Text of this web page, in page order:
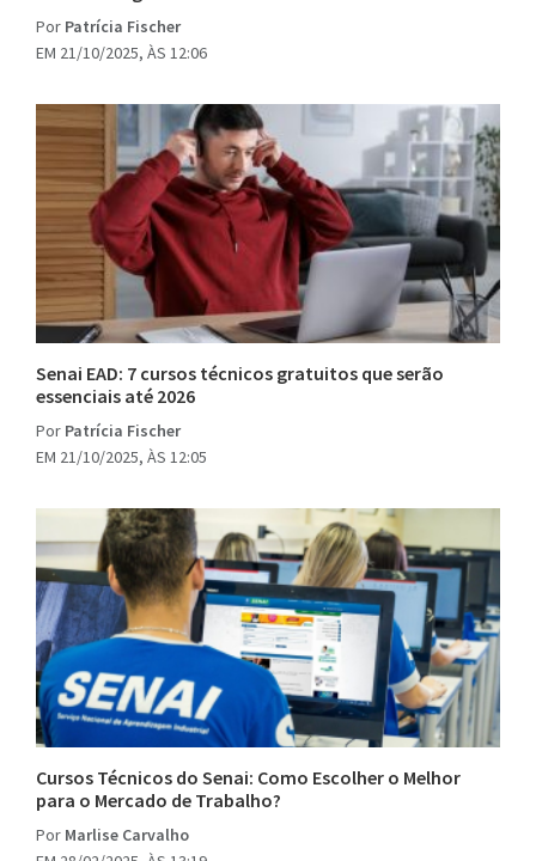
Por Patrícia Fischer
EM 21/10/2025, ÀS 12:06
Senai EAD: 7 cursos técnicos gratuitos que serão
essenciais até 2026
Por Patrícia Fischer
EM 21/10/2025, ÀS 12:05
Cursos Técnicos do Senai: Como Escolher o Melhor
para o Mercado de Trabalho?
Por Marlise Carvalho